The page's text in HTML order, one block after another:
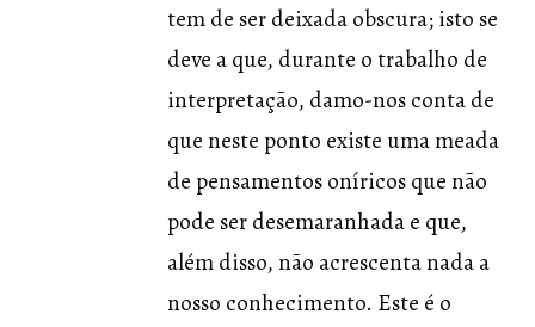
tem de ser deixada obscura; isto se
deve a que, durante o trabalho de
interpretação, damo-nos conta de
que neste ponto existe uma meada
de pensamentos oníricos que não
pode ser desemaranhada e que,
além disso, não acrescenta nada a
nosso conhecimento. Este é o